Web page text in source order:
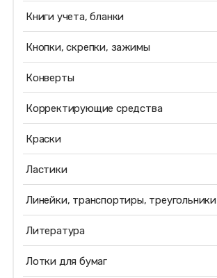
Книги учета, бланки
Кнопки, скрепки, зажимы
Конверты
Корректирующие средства
Краски
Ластики
Линейки, транспортиры, треугольники
Литература
Лотки для бумаг